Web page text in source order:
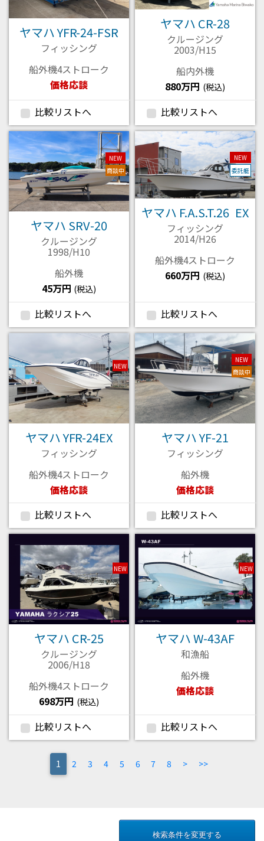
ヤマハ YFR-24-FSR
フィッシング
船外機4ストローク
価格応談
比較リストへ
ヤマハ CR-28
クルージング
2003/H15
船内外機
880万円 (税込)
比較リストへ
ヤマハ SRV-20
クルージング
1998/H10
船外機
45万円 (税込)
比較リストへ
NEW
商談中
ヤマハ F.A.S.T.26 EX
フィッシング
2014/H26
船外機4ストローク
660万円 (税込)
比較リストへ
NEW
委託艇
ヤマハ YFR-24EX
フィッシング
船外機4ストローク
価格応談
比較リストへ
NEW
ヤマハ YF-21
フィッシング
船外機
価格応談
比較リストへ
NEW
商談中
ヤマハ CR-25
クルージング
2006/H18
船外機4ストローク
698万円 (税込)
比較リストへ
NEW
ヤマハ W-43AF
和漁船
船外機
価格応談
比較リストへ
NEW
(current)
1 2 3 4 5 6 7 8 > >>
検索条件を変更する